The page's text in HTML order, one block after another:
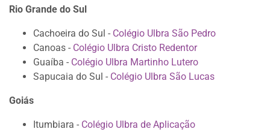
Rio Grande do Sul
Cachoeira do Sul - Colégio Ulbra São Pedro
Canoas - Colégio Ulbra Cristo Redentor
Guaíba - Colégio Ulbra Martinho Lutero
Sapucaia do Sul - Colégio Ulbra São Lucas
Goiás
Itumbiara - Colégio Ulbra de Aplicação